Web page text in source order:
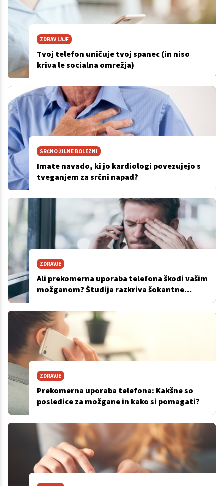
ZDRAV LAJF
Tvoj telefon uničuje tvoj spanec (in niso
kriva le socialna omrežja)
SRČNO ŽILNE BOLEZNI
Imate navado, ki jo kardiologi povezujejo s
tveganjem za srčni napad?
ZDRAVJE
Ali prekomerna uporaba telefona škodi vašim
možganom? Študija razkriva šokantne
ZDRAVJE
Prekomerna uporaba telefona: Kakšne so
posledice za možgane in kako si pomagati?